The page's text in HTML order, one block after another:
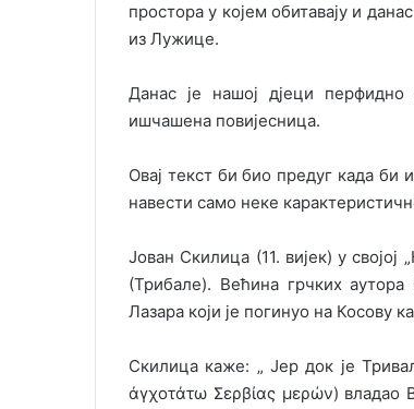
простора у којем обитавају и
из Лужице.
Данас је нашој дјеци
ишчашена повијесница.
Овај текст би био предуг када би
навести само неке
Јован Скилица (11. вијек) у
(Трибале). Већина грчких
Лазара који је погинуо на Косову
Скилица каже: „ Јер док је
άγχοτάτω Σερβίας μερών) владао